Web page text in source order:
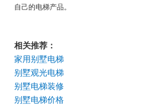
自己的电梯产品。
相关推荐：
家用别墅电梯
别墅观光电梯
别墅电梯装修
别墅电梯价格